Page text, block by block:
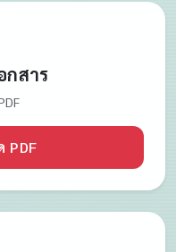
กสาร
PDF(เปิดหน้าต่างใหม่)